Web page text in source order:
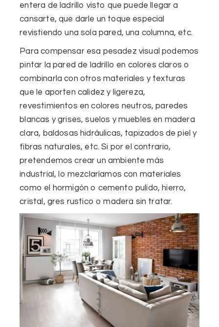
entera de ladrillo visto que puede llegar a
cansarte, que darle un toque especial
revistiendo una sola pared, una columna, etc.
Para compensar esa pesadez visual podemos
pintar la pared de ladrillo en colores claros o
combinarla con otros materiales y texturas
que le aporten calidez y ligereza,
revestimientos en colores neutros, paredes
blancas y grises, suelos y muebles en madera
clara, baldosas hidráulicas, tapizados de piel y
fibras naturales, etc. Si por el contrario,
pretendemos crear un ambiente más
industrial, lo mezclaríamos con materiales
como el hormigón o cemento pulido, hierro,
cristal, gres rustico o madera sin tratar.